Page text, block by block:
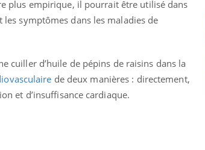
plus empirique, il pourrait être utilisé dans
symptômes dans les maladies de
cuiller d’huile de pépins de raisins dans la
de deux manières : directement,
et d’insuffisance cardiaque.